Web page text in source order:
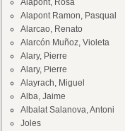
Alapont, Rosa
Alapont Ramon, Pasqual
Alarcao, Renato
Alarcón Muñoz, Violeta
Alary, Pierre
Alary, Pierre
Alayrach, Miguel
Alba, Jaime
Albalat Salanova, Antoni
Joles